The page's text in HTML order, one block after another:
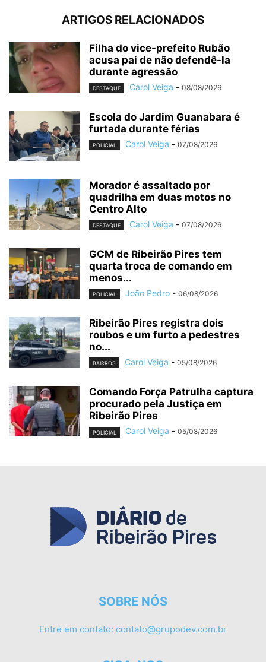
ARTIGOS RELACIONADOS
Filha do vice-prefeito Rubão
acusa pai de não defendê-la
durante agressão
DESTAQUE Carol Veiga - 08/08/2026
Escola do Jardim Guanabara é
furtada durante férias
POLICIAL Carol Veiga - 07/08/2026
Morador é assaltado por
quadrilha em duas motos no
Centro Alto
DESTAQUE Carol Veiga - 07/08/2026
GCM de Ribeirão Pires tem
quarta troca de comando em
menos...
POLICIAL João Pedro - 06/08/2026
Ribeirão Pires registra dois
roubos e um furto a pedestres
no...
BAIRROS Carol Veiga - 05/08/2026
Comando Força Patrulha captura
procurado pela Justiça em
Ribeirão Pires
POLICIAL Carol Veiga - 05/08/2026
SOBRE NÓS
Entre em contato: contato@grupodev.com.br